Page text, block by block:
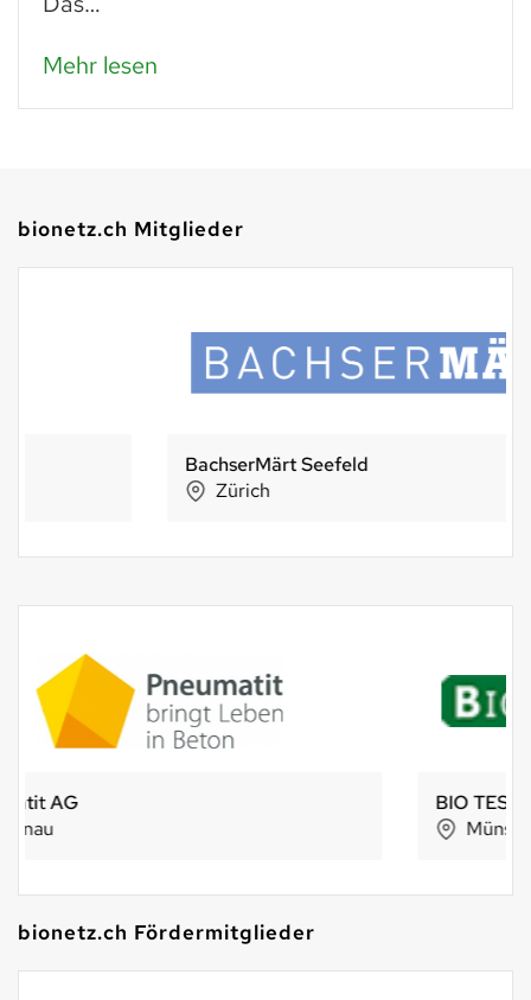
Mehr lesen
bionetz.ch Mitglieder
BachserMärt Seefeld
BIO TEST AGRO AG
bionetz.ch Fördermitglieder